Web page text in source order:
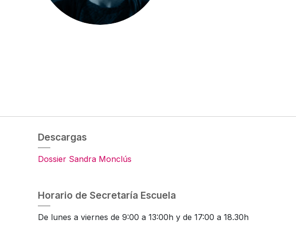
Descargas
Dossier Sandra Monclús
Horario de Secretaría Escuela
De lunes a viernes de 9:00 a 13:00h y de 17:00 a 18.30h